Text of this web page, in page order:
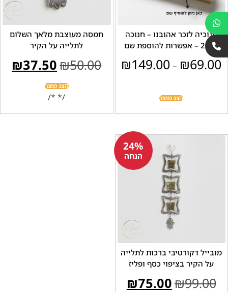
לזכר אהובנו – חנוכה
₪
–
₪149.00
חמסה מעוצבת מלאך השלום
לתלייה על הקיר
₪50.00
₪37.50
24%
הנחה
דקורטיבי ברכות לתלייה
בציפוי כסף ופליז
₪
₪75.00